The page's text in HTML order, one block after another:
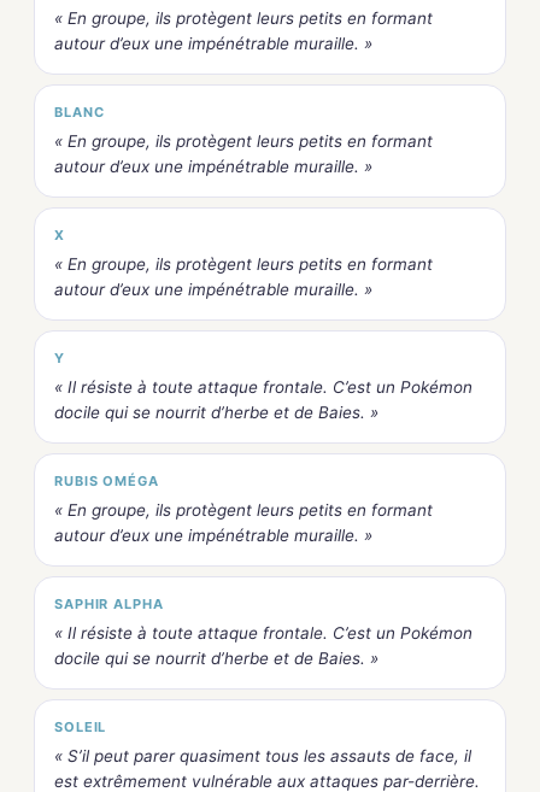
« En groupe, ils protègent leurs petits en formant
autour d’eux une impénétrable muraille. »
BLANC
« En groupe, ils protègent leurs petits en formant
autour d’eux une impénétrable muraille. »
X
« En groupe, ils protègent leurs petits en formant
autour d’eux une impénétrable muraille. »
Y
« Il résiste à toute attaque frontale. C’est un Pokémon
docile qui se nourrit d’herbe et de Baies. »
RUBIS OMÉGA
« En groupe, ils protègent leurs petits en formant
autour d’eux une impénétrable muraille. »
SAPHIR ALPHA
« Il résiste à toute attaque frontale. C’est un Pokémon
docile qui se nourrit d’herbe et de Baies. »
SOLEIL
« S’il peut parer quasiment tous les assauts de face, il
est extrêmement vulnérable aux attaques par-derrière.